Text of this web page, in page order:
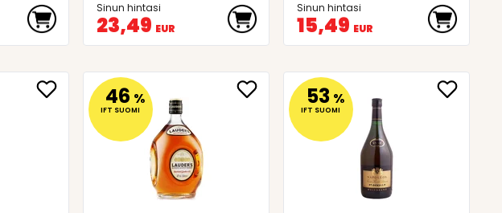
Sinun hintasi
23,49 EUR
Sinun hintasi
15,49 EUR
46 %
IFT SUOMI
53 %
IFT SUOMI